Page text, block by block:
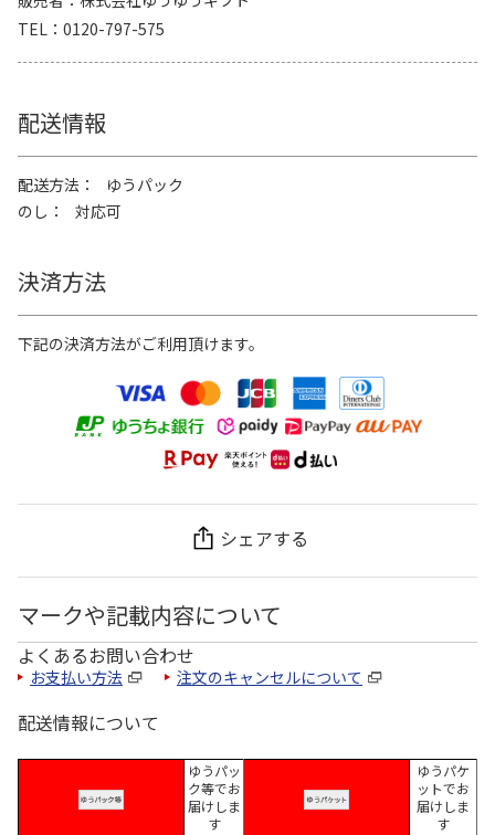
TEL
0120-797-575
配送情報
配送方法
ゆうパック
のし
対応可
決済方法
下記の決済方法がご利用頂けます。
シェアする
マークや記載内容について
よくあるお問い合わせ
お支払い方法 注文のキャンセルについて
配送情報について
ゆうパッ
ク等でお
届けしま
す
ゆうパケ
ットでお
届けしま
す